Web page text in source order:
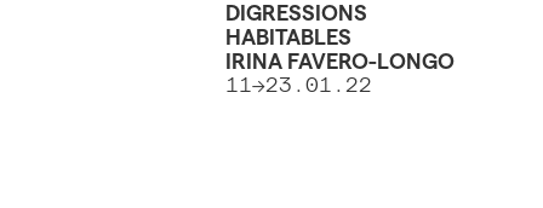
DIGRESSIONS
HABITABLES
IRINA FAVERO-LONGO
11→23.01.22